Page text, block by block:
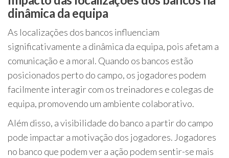
dinâmica da equipa
As localizações dos bancos influenciam
significativamente a dinâmica da equipa, pois afetam a
comunicação e a moral. Quando os bancos estão
posicionados perto do campo, os jogadores podem
facilmente interagir com os treinadores e colegas de
equipa, promovendo um ambiente colaborativo.
Além disso, a visibilidade do banco a partir do campo
pode impactar a motivação dos jogadores. Jogadores
no banco que podem ver a ação podem sentir-se mais